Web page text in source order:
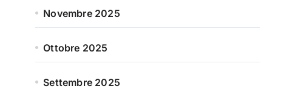
Novembre 2025
Ottobre 2025
Settembre 2025